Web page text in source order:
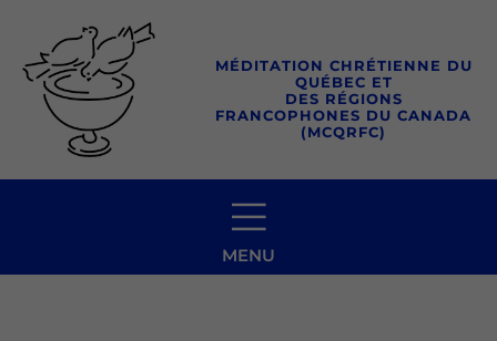
contenu
MÉDITATION CHRÉTIENNE DU
QUÉBEC ET
DES RÉGIONS
FRANCOPHONES DU CANADA
(MCQRFC)
MENU